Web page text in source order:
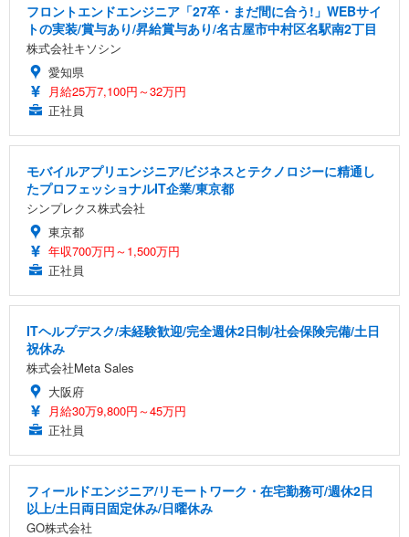
フロントエンドエンジニア「27卒・まだ間に合う!」WEBサイ
トの実装/賞与あり/昇給賞与あり/名古屋市中村区名駅南2丁目
株式会社キソシン
愛知県
月給25万7,100円～32万円
正社員
モバイルアプリエンジニア/ビジネスとテクノロジーに精通し
たプロフェッショナルIT企業/東京都
シンプレクス株式会社
東京都
年収700万円～1,500万円
正社員
ITヘルプデスク/未経験歓迎/完全週休2日制/社会保険完備/土日
祝休み
株式会社Meta Sales
大阪府
月給30万9,800円～45万円
正社員
フィールドエンジニア/リモートワーク・在宅勤務可/週休2日
以上/土日両日固定休み/日曜休み
GO株式会社